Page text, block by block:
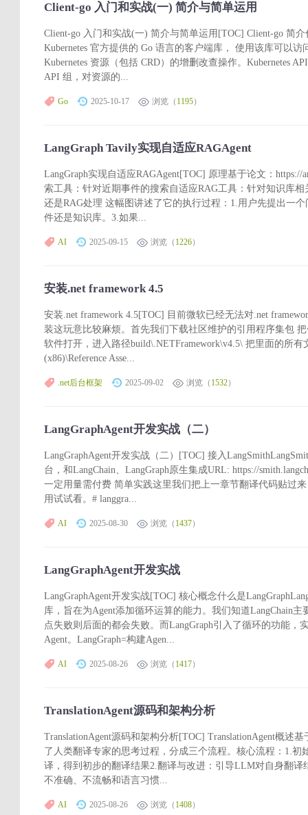
Client-go 入门和实战(一) 简介与简单运用
Client-go 入门和实战(一) 简介与简单运用[TOC] Client-go 简
Kubernetes 官方提供的 Go 语言的客户端库， 使用该库可以访
Kubernetes 资源（包括 CRD）的增删改查操作。Kubernetes
API 组，对资源的...
Go 2025-10-17 浏览（ 1195）
LangGraph Tavily实现自适应RAGAgent
LangGraph实现自适应RAGAgent[TOC] 原理基于论文：https://
索工具：针对近期事件的搜索自适应RAG工具：针对知识库
还是RAG处理 这幅图讲述了它的执行过程：1.用户先提出一
件还是知识库。3.如果...
AI 2025-09-15 浏览（ 1226）
安装.net framework 4.5
安装.net framework 4.5[TOC] 目前微软已经无法对.net
装这玩意比较麻烦。首先我们下载社区维护的引用程序集包
软件打开，进入路径build\.NETFramework\v4.5\ 把里面的所有
(x86)\Reference Asse...
.net后台框架 2025-09-02 浏览（ 1532）
LangGraphAgent开发实战（二）
LangGraphAgent开发实战（二）[TOC] 接入
台，和LangChain、LangGraph原生集成URL: https://
一定用量需付费 简单实践这里我们把上一章节翻译代码贴过
用试试看。# langgra...
AI 2025-08-30 浏览（ 1437）
LangGraphAgent开发实战
LangGraphAgent开发实战[TOC] 核心概念什么是
库，旨在为Agent添加循环运算的能力。我们知道LangChain
点失败则后面的都会失败。而LangGraph引入了循环的功能，
Agent。LangGraph=构建Agen...
AI 2025-08-26 浏览（ 1417）
TranslationAgent源码和架构分析
TranslationAgent源码和架构分析[TOC] TranslationAgent概述
了人类翻译专家的思考过程，分成三个流程。核心流程：1.
译，得到初步的翻译结果2.翻译与改进：引导LLM对自身翻
不准确、不流畅和语言习惯...
AI 2025-08-26 浏览（ 1408）